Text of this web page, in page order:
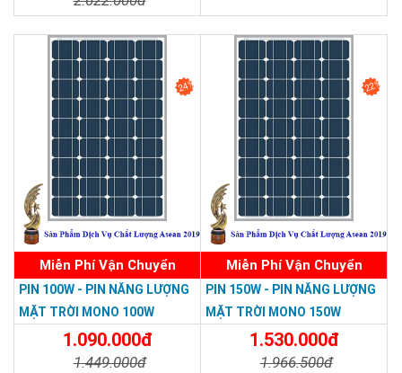
Chi Tiết Đặt Mua
24%
Miễn Phí Vận Chuyển
PIN 100W - PIN NĂNG LƯỢNG
MẶT TRỜI MONO 100W
1.090.000đ
1.449.000đ
22%
Miễn Phí Vận Chuyển
PIN 150W - PIN NĂNG LƯỢNG
MẶT TRỜI MONO 150W
1.530.000đ
1.966.500đ